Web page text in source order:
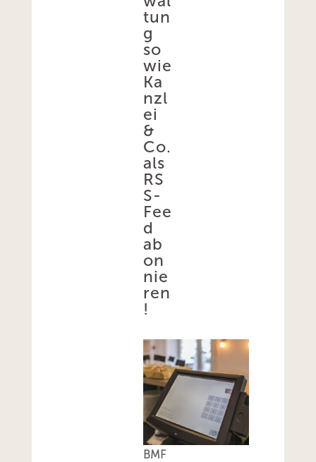
tun
g
so
wie
Ka
nzl
ei
&
Co.
als
RS
S-
Fee
d
ab
on
nie
ren
!
BMF